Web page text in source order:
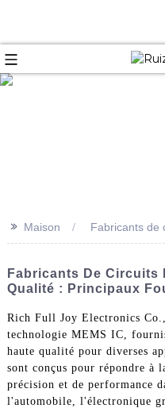
>> Maison Fabricants de
Fabricants De Circuits
Qualité : Principaux
Rich Full Joy Electronics
technologie MEMS IC,
haute qualité pour diverses
sont conçus pour répondre à
précision et de performance
l'automobile, l'électronique